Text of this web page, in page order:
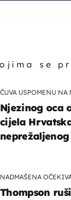
se
ČUVA USPOMENU NA
Njezinog oca
cijela
NADMAŠENA
Thompson